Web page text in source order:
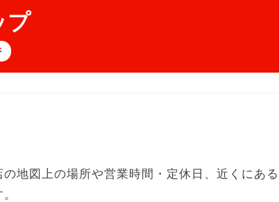
プ
地図上の場所や営業時間・定休日、近くにある